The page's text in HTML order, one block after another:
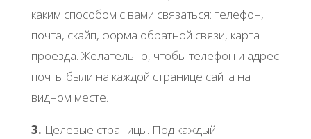
каким способом с вами связаться: телефон,
почта, скайп, форма обратной связи, карта
проезда. Желательно, чтобы телефон и адрес
почты были на каждой странице сайта на
видном месте.
3. Целевые страницы. Под каждый